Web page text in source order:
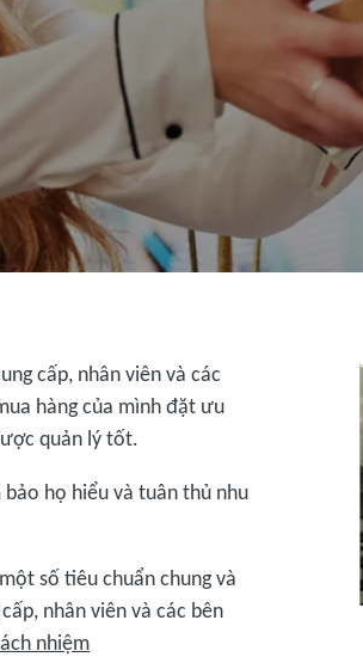
cấp, nhân viên và các
hàng của mình đặt ưu
quản lý tốt.
họ hiểu và tuân thủ nhu
số tiêu chuẩn chung và
nhân viên và các bên
nhiệm